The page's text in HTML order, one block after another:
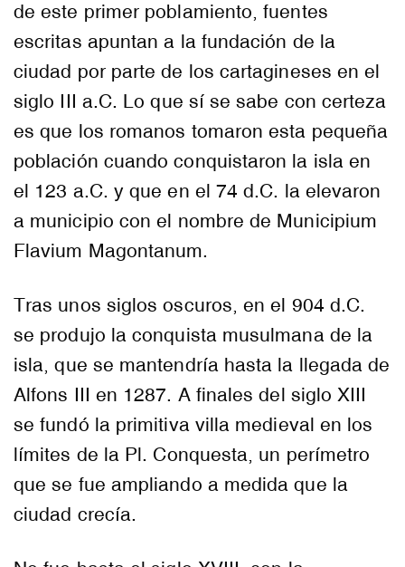
de este primer poblamiento, fuentes
escritas apuntan a la fundación de la
ciudad por parte de los cartagineses en el
siglo III a.C. Lo que sí se sabe con certeza
es que los romanos tomaron esta pequeña
población cuando conquistaron la isla en
el 123 a.C. y que en el 74 d.C. la elevaron
a municipio con el nombre de Municipium
Flavium Magontanum.
Tras unos siglos oscuros, en el 904 d.C.
se produjo la conquista musulmana de la
isla, que se mantendría hasta la llegada de
Alfons III en 1287. A finales del siglo XIII
se fundó la primitiva villa medieval en los
límites de la Pl. Conquesta, un perímetro
que se fue ampliando a medida que la
ciudad crecía.